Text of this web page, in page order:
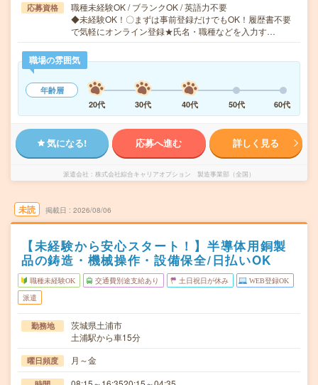
応募資格
職種未経験OK / ブランクOK / 英語力不要
◆未経験OK！〇まずは事前登録だけでもOK！履歴書不要
で気軽にオンライン登録★氏名・職種などを入力す…
職場の雰囲気
年齢層
20代
30代 40代 50代 60代
気になる! 応募へ進む 詳しく見る
派遣会社 株式会社綜合キャリアオプション 製造事業部（全国）
未読 掲載日 2026/08/06
【未経験から安心スタート！】半導体用銅製
品の鋳造・機械操作・設備保全/日払いOK
職種未経験OK 交通費別途支給あり 土日祝日が休み WEB登録OK
派遣
勤務地
茨城県土浦市
土浦駅から車15分
曜日頻度 月～金